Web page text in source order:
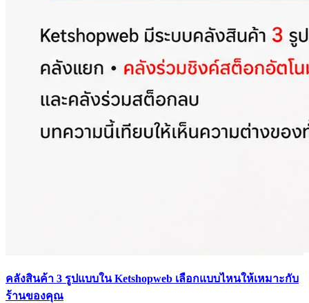
คลังสินค้า 3 รูปแบบใน Ketshopweb เลือกแบบไหนให้เหมาะกับ
ร้านของคุณ